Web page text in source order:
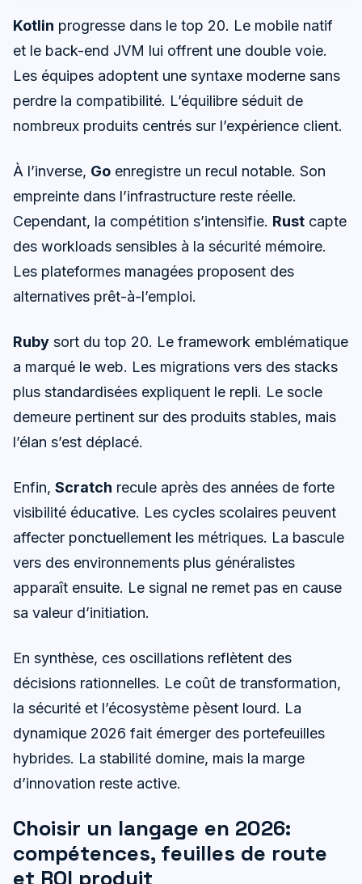
Kotlin progresse dans le top 20. Le mobile natif
et le back-end JVM lui offrent une double voie.
Les équipes adoptent une syntaxe moderne sans
perdre la compatibilité. L’équilibre séduit de
nombreux produits centrés sur l’expérience client.
À l’inverse, Go enregistre un recul notable. Son
empreinte dans l’infrastructure reste réelle.
Cependant, la compétition s’intensifie. Rust capte
des workloads sensibles à la sécurité mémoire.
Les plateformes managées proposent des
alternatives prêt-à-l’emploi.
Ruby sort du top 20. Le framework emblématique
a marqué le web. Les migrations vers des stacks
plus standardisées expliquent le repli. Le socle
demeure pertinent sur des produits stables, mais
l’élan s’est déplacé.
Enfin, Scratch recule après des années de forte
visibilité éducative. Les cycles scolaires peuvent
affecter ponctuellement les métriques. La bascule
vers des environnements plus généralistes
apparaît ensuite. Le signal ne remet pas en cause
sa valeur d’initiation.
En synthèse, ces oscillations reflètent des
décisions rationnelles. Le coût de transformation,
la sécurité et l’écosystème pèsent lourd. La
dynamique 2026 fait émerger des portefeuilles
hybrides. La stabilité domine, mais la marge
d’innovation reste active.
Choisir un langage en 2026:
compétences, feuilles de route